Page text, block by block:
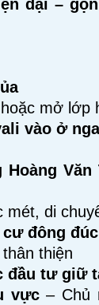
đại –
mở lớp
vào ở
di
đông đúc
thiện
đầu tư giữ
vực– Chủ